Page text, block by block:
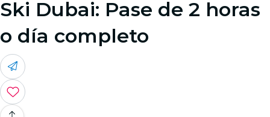
Ski Dubai: Pase de 2 horas
o día completo